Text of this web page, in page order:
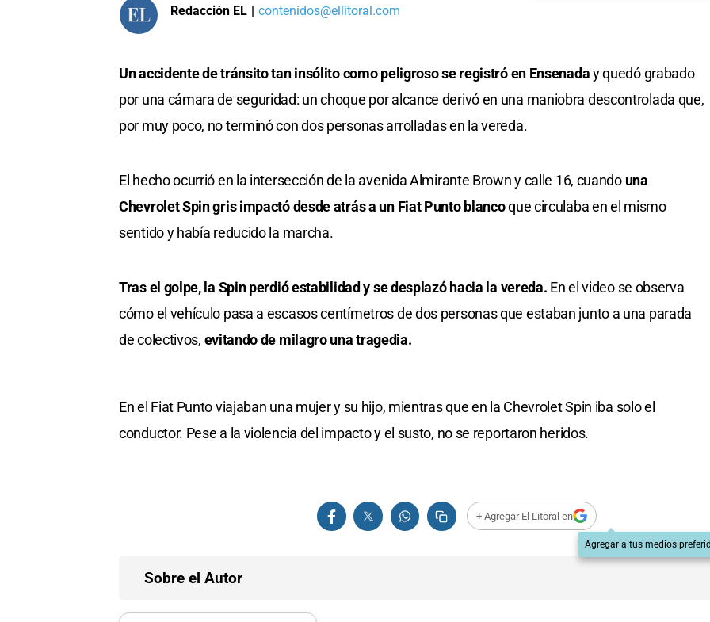
Redacción EL | contenidos@ellitoral.com
Un accidente de tránsito tan insólito como peligroso se registró en Ensenaday quedó grabado
por una cámara de seguridad: un choque por alcance derivó en una maniobra descontrolada que,
por muy poco, no terminó con dos personas arrolladas en la vereda.
El hecho ocurrió en la intersección de la avenida Almirante Brown y calle 16, cuando una
Chevrolet Spin gris impactó desde atrás a un Fiat Punto blancoque circulaba en el mismo
sentido y había reducido la marcha.
Tras el golpe, la Spin perdió estabilidad y se desplazó hacia la vereda. En el video se observa
cómo el vehículo pasa a escasos centímetros de dos personas que estaban junto a una parada
de colectivos, evitando de milagro una tragedia.
En el Fiat Punto viajaban una mujer y su hijo, mientras que en la Chevrolet Spin iba solo el
conductor. Pese a la violencia del impacto y el susto, no se reportaron heridos.
+ Agregar El Litoral en
Agregar a tus medios
Sobre el Autor